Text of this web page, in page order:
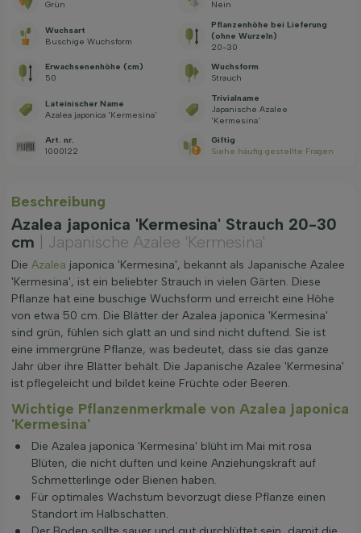
Grün
Nein
Wuchsart
Buschige Wuchsform
Pflanzenhöhe bei Lieferung
(ohne Wurzeln)
20-30
Erwachsenenhöhe (cm)
50
Wuchsform
Strauch
Lateinischer Name
Azalea japonica 'Kermesina'
Trivialname
Japanische Azalee
'Kermesina'
Art. nr.
1000122
Giftig
Siehe häufig gestellte Fragen
Beschreibung
Azalea japonica 'Kermesina' Strauch 20-30
cm
| Japanische Azalee 'Kermesina'
Die Azalea japonica 'Kermesina', bekannt als Japanische Azalee
'Kermesina', ist ein beliebter Strauch in vielen Gärten. Diese
Pflanze hat eine buschige Wuchsform und erreicht eine Höhe
von etwa 50 cm. Die Blätter der Azalea japonica 'Kermesina'
sind grün, fühlen sich glatt an und sind nicht duftend. Sie ist
eine immergrüne Pflanze, was bedeutet, dass sie das ganze
Jahr über ihre Blätter behält. Die Japanische Azalee 'Kermesina'
ist pflegeleicht und bildet keine Früchte oder Beeren.
Wichtige Pflanzenmerkmale von Azalea japonica
'Kermesina'
Die Azalea japonica 'Kermesina' blüht im Mai mit rosa
Blüten, die nicht duften und keine Anziehungskraft auf
Schmetterlinge oder Bienen haben.
Für optimales Wachstum bevorzugt diese Pflanze einen
Standort im Halbschatten.